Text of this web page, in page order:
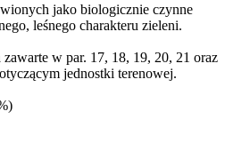
jako biologicznie czynne
leśnego charakteru zieleni.
w par. 17, 18, 19, 20, 21 oraz
jednostki terenowej.